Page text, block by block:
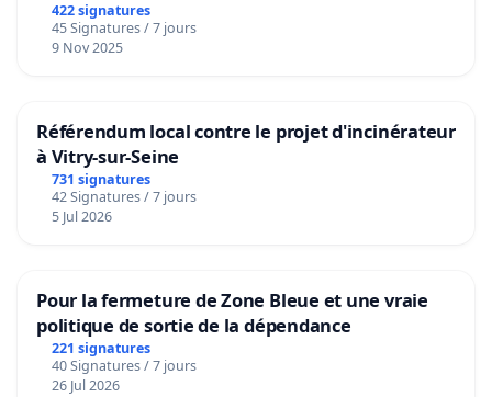
422 signatures
45 Signatures / 7 jours
9 Nov 2025
Référendum local contre le projet d'incinérateur
à Vitry-sur-Seine
731 signatures
42 Signatures / 7 jours
5 Jul 2026
Pour la fermeture de Zone Bleue et une vraie
politique de sortie de la dépendance
221 signatures
40 Signatures / 7 jours
26 Jul 2026